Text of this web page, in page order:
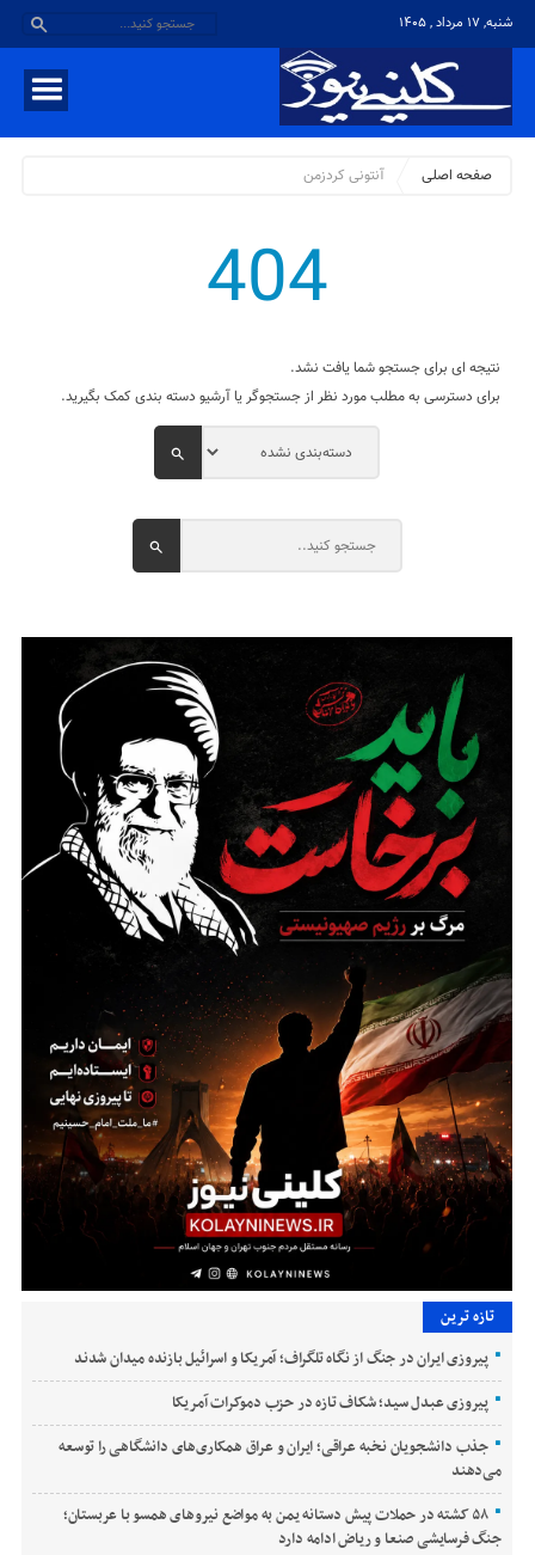
شنبه, ۱۷ مرداد , ۱۴۰۵
صفحه اصلی آنتونی کردزمن
404
نتیجه ای برای جستجو شما یافت نشد.
برای دسترسی به مطلب مورد نظر از جستجوگر یا آرشیو دسته بندی کمک بگیرید.
تازه ترین
پیروزی ایران در جنگ از نگاه تلگراف؛ آمریکا و اسرائیل بازنده میدان شدند
پیروزی عبدل سید؛ شکاف تازه در حزب دموکرات آمریکا
جذب دانشجویان نخبه عراقی؛ ایران و عراق همکاری‌های دانشگاهی را توسعه
می‌دهند
۵۸ کشته در حملات پیش دستانه یمن به مواضع نیروهای همسو با عربستان؛
جنگ فرسایشی صنعا و ریاض ادامه دارد